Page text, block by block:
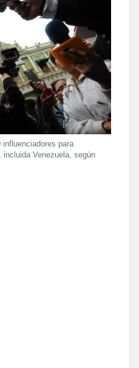
influenciadores para
incluida Venezuela, según